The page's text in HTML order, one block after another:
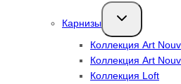
Карнизы
Переключить
дочернее
Коллекция Art
Коллекция Art
Коллекция Loft